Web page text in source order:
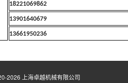
18221069862
13901640679
13661950236
2026 上海卓越机械有限公司